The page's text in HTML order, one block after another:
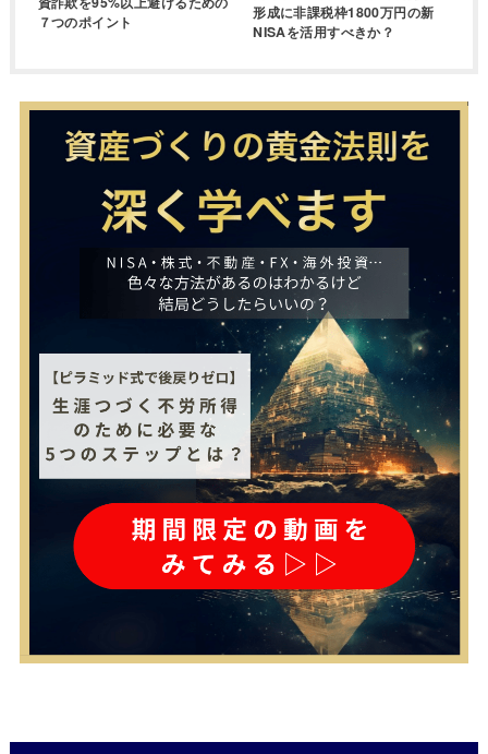
７つのポイント
形成に非課税枠1800万円の新
NISAを活用すべきか？